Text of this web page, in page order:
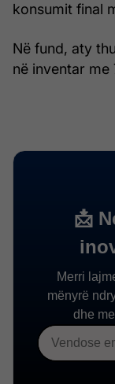
konsumit final
Në fund, aty
në inventar me